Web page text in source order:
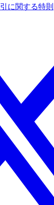
に関する特則